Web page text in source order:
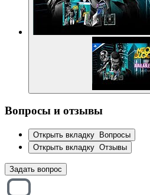
Вопросы и отзывы
Открыть вкладку
Вопросы
Открыть вкладку Отзывы
Задать вопрос